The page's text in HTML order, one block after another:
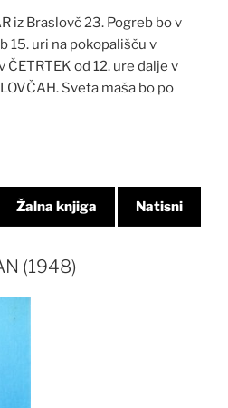
iz Braslovč 23. Pogreb bo v
15. uri na pokopališču v
ČETRTEK od 12. ure dalje v
Sveta maša bo po
Žalna knjiga Natisni
(1948)